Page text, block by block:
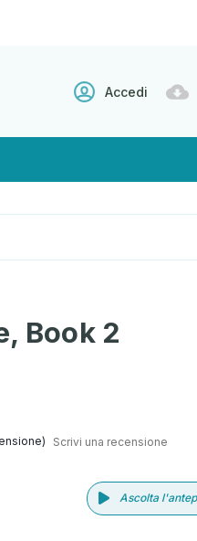
Accedi
Book 2
Scrivi una recensione
Ascolta